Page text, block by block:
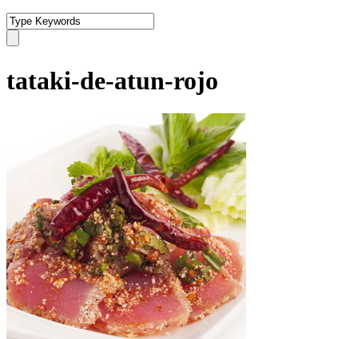
tataki-de-atun-rojo